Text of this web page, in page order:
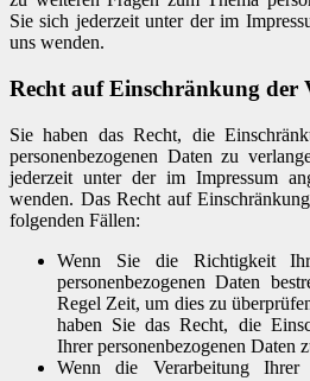
Sie sich jederzeit unter der im
uns wenden.
Recht auf Einschränkung der
Sie haben das Recht, die
personenbezogenen Daten zu
jederzeit unter der im Impressum
wenden. Das Recht auf
folgenden Fällen:
Wenn Sie die Richtigkeit
personenbezogenen Daten
Regel Zeit, um dies zu
haben Sie das Recht, die
Ihrer personenbezogenen Daten
Wenn die Verarbeitung Ihrer